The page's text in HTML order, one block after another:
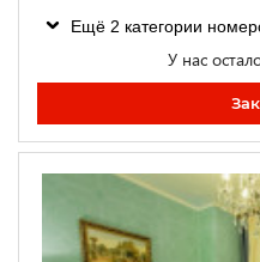
Ещё 2 категории
У нас